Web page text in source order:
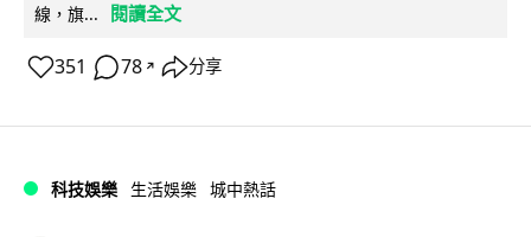
線，旗...
閱讀全文
351 78 ↗ 分享
科技娛樂 生活娛樂 城中熱話